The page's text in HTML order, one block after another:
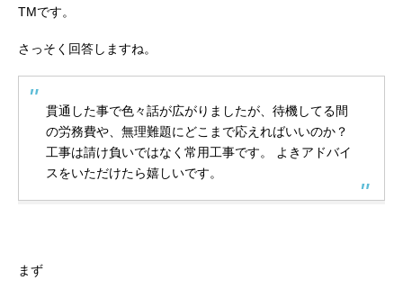
TMです。
さっそく回答しますね。
貫通した事で色々話が広がりましたが、待機してる間
の労務費や、無理難題にどこまで応えればいいのか？
工事は請け負いではなく常用工事です。
よきアドバイ
スをいただけたら嬉しいです。
まず